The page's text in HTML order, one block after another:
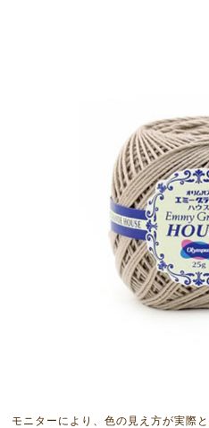
モニターにより、色の見え方が実際